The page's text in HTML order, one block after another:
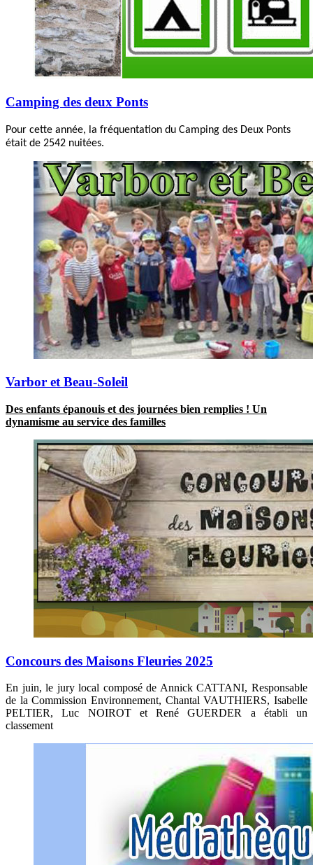
Camping des deux Ponts
Pour cette année, la fréquentation du Camping des Deux Ponts
était de 2542 nuitées.
Varbor et Beau-Soleil
Des enfants épanouis et des journées bien remplies ! Un
dynamisme au service des familles
Concours des Maisons Fleuries 2025
En juin, le jury local composé de Annick CATTANI, Responsable
de la Commission Environnement, Chantal VAUTHIERS, Isabelle
PELTIER, Luc NOIROT et René GUERDER a établi un
classement